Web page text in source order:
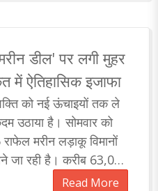
डील' पर लगी मुहर
में ऐतिहासिक इजाफा
को नई ऊंचाइयों तक ले
उठाया है। सोमवार को
मरीन लड़ाकू विमानों
जा रही है। करीब 63,000
Read More